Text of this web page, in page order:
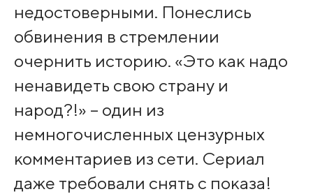
недостоверными. Понеслись
обвинения в стремлении
очернить историю. «Это как надо
ненавидеть свою страну и
народ?!» – один из
немногочисленных цензурных
комментариев из сети. Сериал
даже требовали снять с показа!